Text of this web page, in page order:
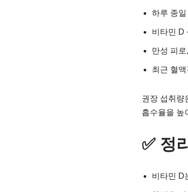
하루 종
비타민 D
만성 피
최근 혈
권장 섭취량
흡수율을 높
✅ 정
비타민 D